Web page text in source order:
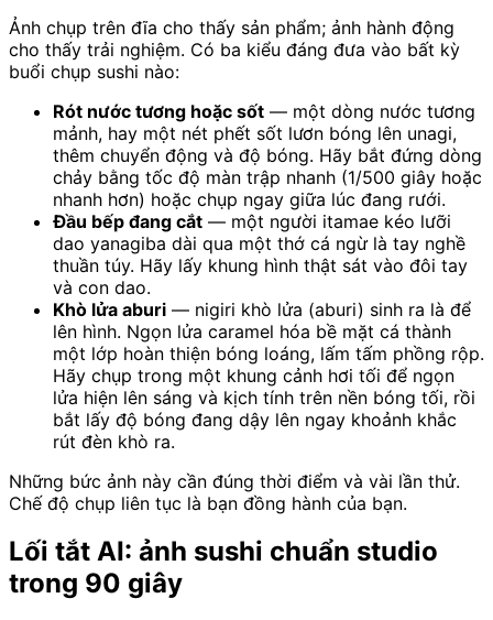
Ảnh chụp trên đĩa cho thấy sản phẩm; ảnh hành động
cho thấy trải nghiệm. Có ba kiểu đáng đưa vào bất kỳ
buổi chụp sushi nào:
Rót nước tương hoặc sốt — một dòng nước tương
mảnh, hay một nét phết sốt lươn bóng lên unagi,
thêm chuyển động và độ bóng. Hãy bắt đứng dòng
chảy bằng tốc độ màn trập nhanh (1/500 giây hoặc
nhanh hơn) hoặc chụp ngay giữa lúc đang rưới.
Đầu bếp đang cắt — một người itamae kéo lưỡi
dao yanagiba dài qua một thớ cá ngừ là tay nghề
thuần túy. Hãy lấy khung hình thật sát vào đôi tay
và con dao.
Khò lửa aburi — nigiri khò lửa (aburi) sinh ra là để
lên hình. Ngọn lửa caramel hóa bề mặt cá thành
một lớp hoàn thiện bóng loáng, lấm tấm phồng rộp.
Hãy chụp trong một khung cảnh hơi tối để ngọn
lửa hiện lên sáng và kịch tính trên nền bóng tối, rồi
bắt lấy độ bóng đang dậy lên ngay khoảnh khắc
rút đèn khò ra.
Những bức ảnh này cần đúng thời điểm và vài lần thử.
Chế độ chụp liên tục là bạn đồng hành của bạn.
Lối tắt AI: ảnh sushi chuẩn studio
trong 90 giây